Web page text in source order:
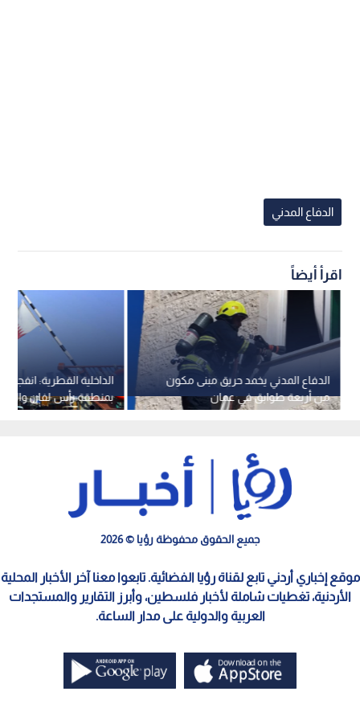
الدفاع المدني
اقرأ أيضاً
الداخلية القطرية:
بمنطقة رأس لفان
يتعامل مع الحادث
الدفاع المدني يخمد حريق مبنى مكون
من أربعة طوابق في عمان
جميع الحقوق محفوظة رؤيا © 2026
موقع إخباري أردني تابع لقناة رؤيا الفضائية. تابعوا معنا آخر الأخبار المحلية
الأردنية، تغطيات شاملة لأخبار فلسطين، وأبرز التقارير والمستجدات
العربية والدولية على مدار الساعة.